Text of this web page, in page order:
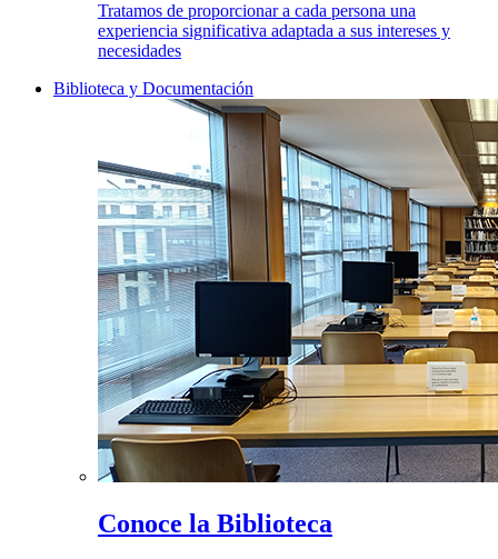
Tratamos de proporcionar a cada persona una
experiencia significativa adaptada a sus intereses y
necesidades
Biblioteca y Documentación
Conoce la Biblioteca